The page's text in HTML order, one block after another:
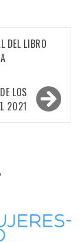
DEL LIBRO
LOS
2021